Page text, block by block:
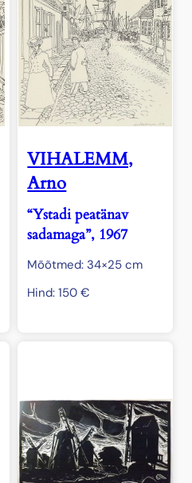
VIHALEMM,
Arno
“Ystadi peatänav
sadamaga”, 1967
Mõõtmed: 34×25 cm
Hind:150€